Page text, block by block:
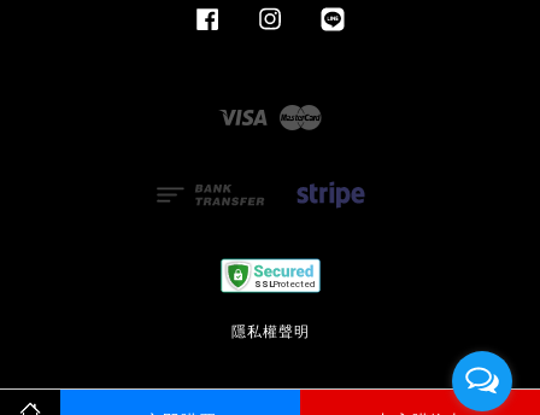
Facebook Instagram
Visa
隱私權聲明